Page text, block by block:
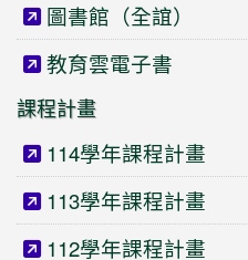
圖書館（全誼）
教育雲電子書
課程計畫
114學年課程計畫
113學年課程計畫
112學年課程計畫